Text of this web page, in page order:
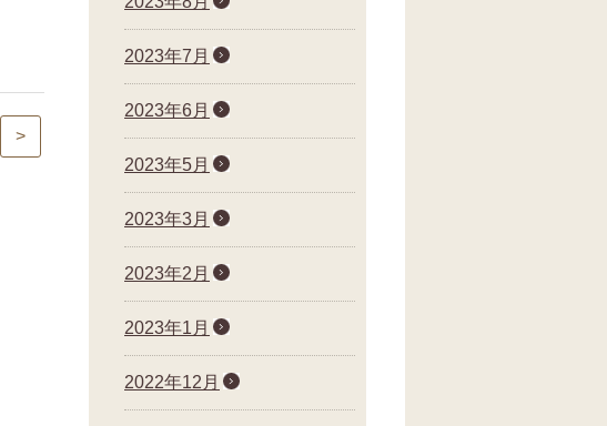
>
2023年7月
2023年6月
2023年5月
2023年3月
2023年2月
2023年1月
2022年12月